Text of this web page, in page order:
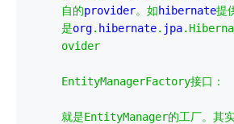
自的provider。如hibernate提
是org. hibernate. jpa.
ovider
EntityManagerFactory接口：
就是EntityManager的工厂。其